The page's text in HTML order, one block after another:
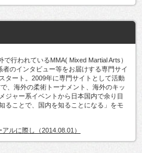
行われているMMA( Mixed Martial Arts）
のインタビュー等をお届けする専門サイ
タート。2009年に専門サイトとして活動
、海外の柔術トーナメント、海外のキッ
ジャー系イベントから日本国内で余り目
ることで、国内を知ることになる」をモ
ルに際し（2014.08.01）